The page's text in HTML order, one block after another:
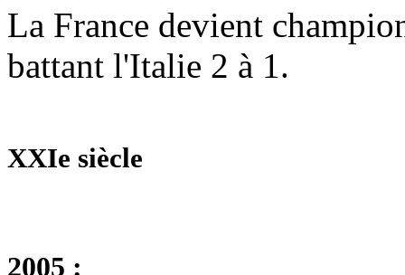
La France devient
battant l'Italie 2 à 1.
XXIe siècle
2005 :